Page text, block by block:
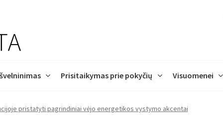
Prisitaikymas prie pokyčių Visuomenei
pristatyti pagrindiniai vėjo energetikos vystymo akcentai